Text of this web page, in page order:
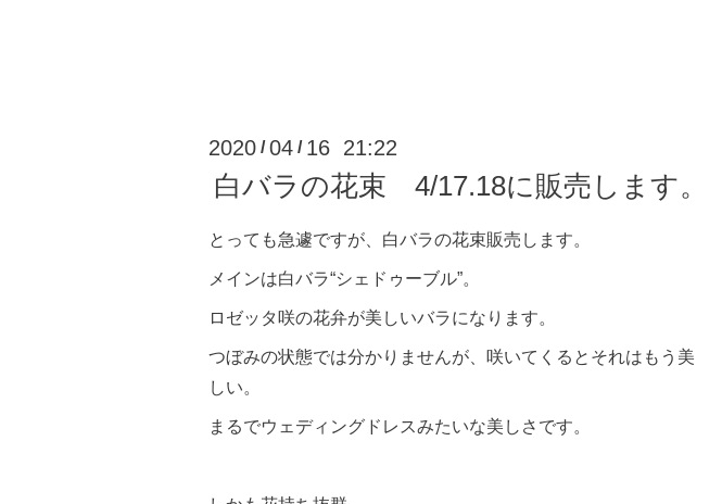
2020 /04 / 16 21:22
白バラの花束 4/17.18に販売します。
とっても急遽ですが、白バラの花束販売します。
メインは白バラ“シェドゥーブル”。
ロゼッタ咲の花弁が美しいバラになります。
つぼみの状態では分かりませんが、咲いてくるとそれはもう美
しい。
まるでウェディングドレスみたいな美しさです。